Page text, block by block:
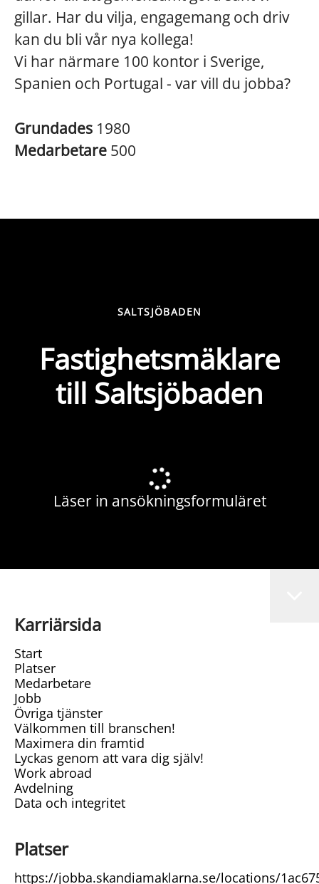
gillar. Har du vilja, engagemang och driv
kan du bli vår nya kollega!
Vi har närmare 100 kontor i Sverige,
Spanien och Portugal - var vill du jobba?
Grundades 1980
Medarbetare 500
SALTSJÖBADEN
Fastighetsmäklare
till Saltsjöbaden
Läser in ansökningsformuläret
Karriärsida
Start
Platser
Medarbetare
Jobb
Övriga tjänster
Välkommen till branschen!
Maximera din framtid
Lyckas genom att vara dig själv!
Work abroad
Avdelning
Data och integritet
Platser
https://jobba.skandiamaklarna.se/locations/